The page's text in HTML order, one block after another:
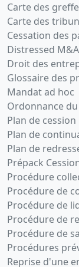
Carte des
Carte des
Cessation des
Distressed M&A
Droit des
Glossaire des
Mandat ad hoc
Ordonnance
Plan de cession
Plan de
Plan de
Prépack
Procédure
Procédure de
Procédure de
Procédure de
Procédure de
Procédures
Reprise d'une